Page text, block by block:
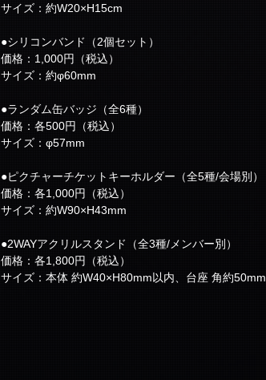
サイズ：約W20×H15cm
●シリコンバンド（2個セット）
価格：1,000円（税込）
サイズ：約φ60mm
●ランダム缶バッジ（全6種）
価格：各500円（税込）
サイズ：φ57mm
●ピクチャーチケットキーホルダー（全5種/会場別）
価格：各1,000円（税込）
サイズ：約W90×H43mm
●2WAYアクリルスタンド（全3種/メンバー別）
価格：各1,800円（税込）
サイズ：本体 約W40×H80mm以内、台座 角約50mm